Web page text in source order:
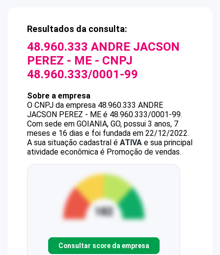
Resultados da consulta:
48.960.333 ANDRE JACSON
PEREZ - ME - CNPJ
48.960.333/0001-99
Sobre a empresa
O CNPJ da empresa 48.960.333 ANDRE
JACSON PEREZ - ME é 48.960.333/0001-99.
Com sede em GOIANIA, GO, possui 3 anos, 7
meses e 16 dias e foi fundada em 22/12/2022.
A sua situação cadastral é ATIVA e sua principal
atividade econômica é Promoção de vendas.
Consultar score da empresa